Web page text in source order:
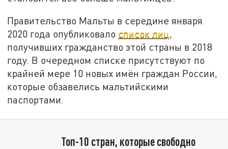
Правительство Мальты в середине января
2020 года опубликовало список лиц,
получивших гражданство этой страны в 2018
году. В очередном списке присутствуют по
крайней мере 10 новых имён граждан России,
которые обзавелись мальтийскими
паспортами.
Топ-10 стран, которые свободно